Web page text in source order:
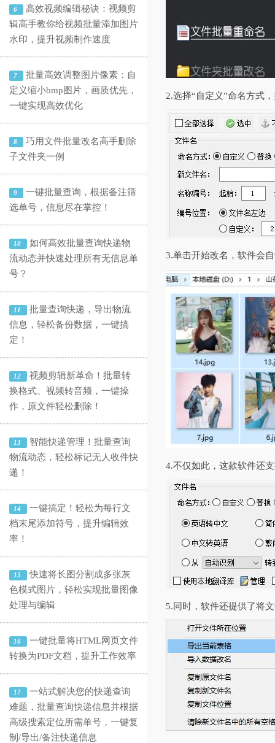
6
高效视频编辑秘诀：视频剪
辑高手教你给视频批量添加图片
水印，提升视频制作速度
7
批量高效调整图片像素：自
定义缩小bmp图片，画质优先，
一键实现高效优化
8
巧用文件批量改名高手删除
子文件夹一例
9
一键批量查询，根据备注筛
选单号，信息尽在掌控！
10
如何高效批量查询快递物
流动态并快速处理所有无信息单
号？
11
批量查询快递，导出物流
信息，轻松备份数据，一键搞
定！
12
视频剪辑新革命！批量转
换格式、视频转音频，一键操
作，原文件轻松删除！
13
智能快递管理！批量查询
物流动态，轻松标记无人收件快
递！
14
一键搞定！轻松为每行文
档末尾添加符号，提升编辑效
率！
15
快速将长图分割成多张灰
色模式图片，轻松实现批量图像
处理与编辑
16
一键批量将HTML网页文件
转换为PDF文档，提升工作效率
17
一站式解决您的快递查询
难题，批量查询快递信息并根据
高级搜索定位所需单号，一键复
制/导出/备注快递信息
2.选择“自定义”命名方式
3.单击开始改名，软件会
4.不仅如此，这款软件还
5.同时，软件还提供了将